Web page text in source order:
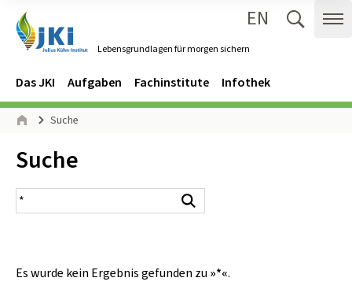
Lebensgrundlagen für morgen sichern
EN
Navigation
Hauptmenü
Das JKI Aufgaben Fachinstitute Infothek
Seitenpfad
Suche
Inhalt:
Suche
Suchergebnis
Es wurde kein Ergebnis gefunden zu »*«.